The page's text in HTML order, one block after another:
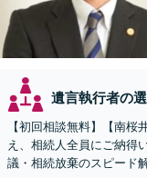
遺言執行者の
【初回相談無料】【南
え、相続人全員にご納得
議・相続放棄のスピード